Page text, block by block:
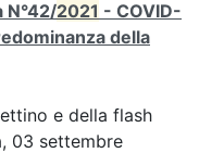
N°42/2021 - COVID-
della
e della flash
03 settembre